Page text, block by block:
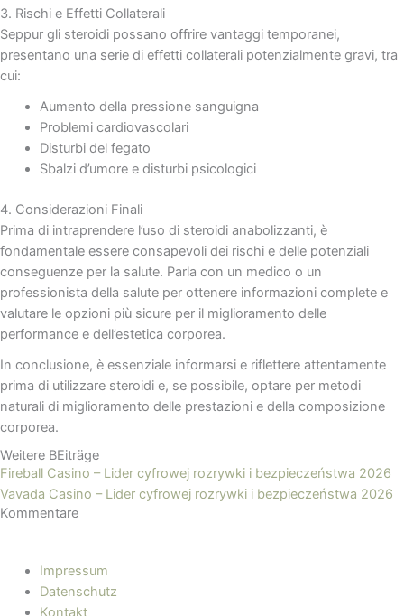
3. Rischi e Effetti Collaterali
Seppur gli steroidi possano offrire vantaggi temporanei,
presentano una serie di effetti collaterali potenzialmente gravi, tra
cui:
Aumento della pressione sanguigna
Problemi cardiovascolari
Disturbi del fegato
Sbalzi d’umore e disturbi psicologici
4. Considerazioni Finali
Prima di intraprendere l’uso di steroidi anabolizzanti, è
fondamentale essere consapevoli dei rischi e delle potenziali
conseguenze per la salute. Parla con un medico o un
professionista della salute per ottenere informazioni complete e
valutare le opzioni più sicure per il miglioramento delle
performance e dell’estetica corporea.
In conclusione, è essenziale informarsi e riflettere attentamente
prima di utilizzare steroidi e, se possibile, optare per metodi
naturali di miglioramento delle prestazioni e della composizione
corporea.
Weitere BEiträge
Fireball Casino – Lider cyfrowej rozrywki i bezpieczeństwa 2026
Vavada Casino – Lider cyfrowej rozrywki i bezpieczeństwa 2026
Kommentare
Impressum
Datenschutz
Kontakt